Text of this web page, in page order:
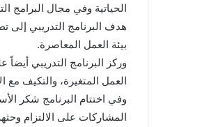
الحياتية وفي مجال البرامج
هدف البرنامج التدريبي إلى
بيئة العمل المعاصرة.
وركز البرنامج التدريبي
العمل المتغيرة، والتكيف مع
وفي اختتام البرنامج شكر
المشاركات على الالتزام